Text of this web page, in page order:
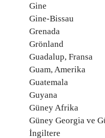
Gine
Gine-Bissau
Grenada
Grönland
Guadalup, Fransa
Guam, Amerika
Guatemala
Guyana
Güney Afrika
Güney Georgia ve
İngiltere